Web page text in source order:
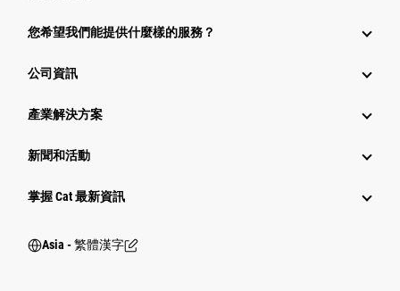
您希望我們能提供什麼樣的服務？
公司資訊
產業解決方案
新聞和活動
掌握 Cat 最新資訊
Asia - 繁體漢字